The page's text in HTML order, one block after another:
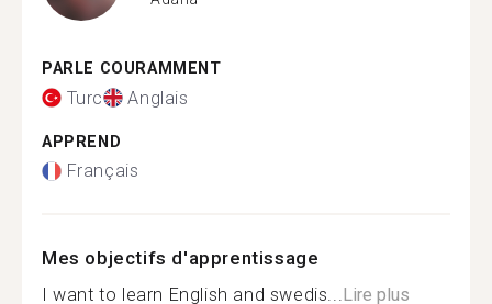
PARLE COURAMMENT
Turc Anglais
APPREND
Français
Mes objectifs d'apprentissage
I want to learn English and swedis...Lire plus